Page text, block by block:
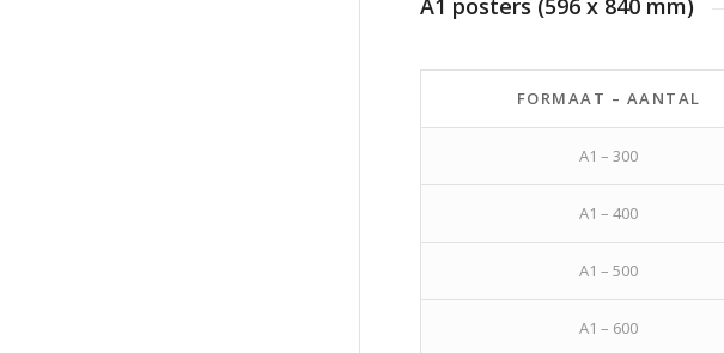
FORMAAT – AANTAL
A1 – 300
A1 – 400
A1 – 500
A1 – 600